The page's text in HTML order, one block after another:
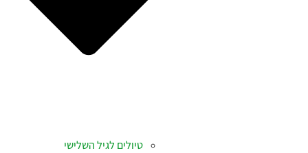
טיולים לגיל השלישי